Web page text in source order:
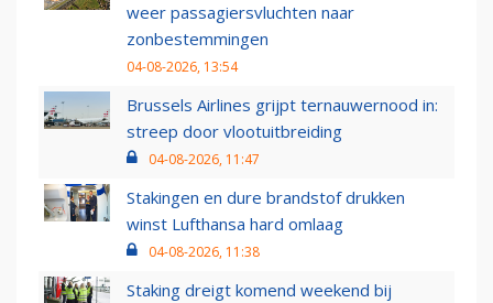
weer passagiersvluchten naar
zonbestemmingen
04-08-2026, 13:54
Brussels Airlines grijpt ternauwernood in:
streep door vlootuitbreiding
04-08-2026, 11:47
Stakingen en dure brandstof drukken
winst Lufthansa hard omlaag
04-08-2026, 11:38
Staking dreigt komend weekend bij